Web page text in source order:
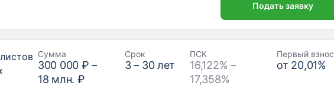
Подать заявку
Сумма
300 000 ₽ –
18 млн. ₽
Срок
3– 30лет
ПСК
16,122% –
17,358%
Первый взнос
от 20,01%